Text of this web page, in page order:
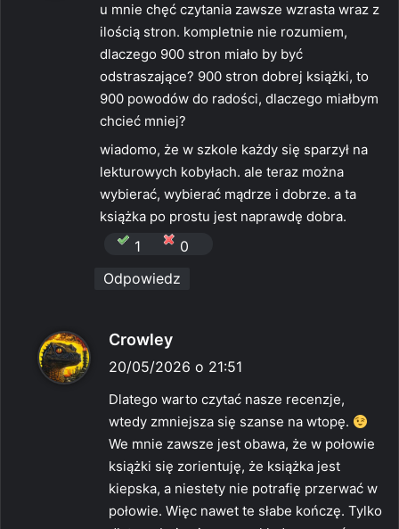
z
e
:
u mnie chęć czytania zawsze wzrasta wraz z
ilością stron. kompletnie nie rozumiem,
dlaczego 900 stron miało by być
odstraszające? 900 stron dobrej książki, to
900 powodów do radości, dlaczego miałbym
chcieć mniej?
wiadomo, że w szkole każdy się sparzył na
lekturowych kobyłach. ale teraz można
wybierać, wybierać mądrze i dobrze. a ta
książka po prostu jest naprawdę dobra.
1
0
Odpowiedz
Crowley
i
z
e
20/05/2026 o 21:51
Dlatego warto czytać nasze recenzje,
wtedy zmniejsza się szanse na wtopę.
We mnie zawsze jest obawa, że w połowie
książki się zorientuję, że książka jest
kiepska, a niestety nie potrafię przerwać w
połowie. Więc nawet te słabe kończę. Tylko